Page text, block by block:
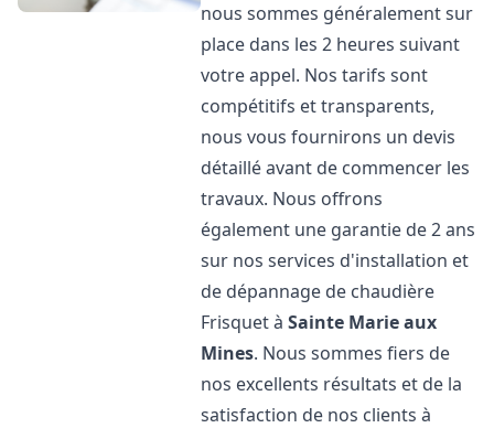
nous sommes généralement sur
place dans les 2 heures suivant
votre appel. Nos tarifs sont
compétitifs et transparents,
nous vous fournirons un devis
détaillé avant de commencer les
travaux. Nous offrons
également une garantie de 2 ans
sur nos services d'installation et
de dépannage de chaudière
Frisquet àSainte Marie aux
Mines. Nous sommes fiers de
nos excellents résultats et de la
satisfaction de nos clients à